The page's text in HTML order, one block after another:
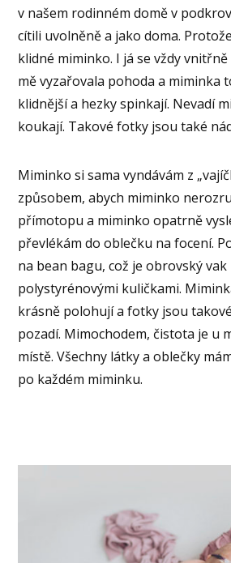
v našem rodinném domě v
cítili uvolněně a jako doma.
klidné miminko. I já se vždy
mě vyzařovala pohoda a miminka
klidnější a hezky spinkají. Nevadí
koukají. Takové fotky jsou také
Miminko si sama vyndávám z
způsobem, abych miminko
přímotopu a miminko opatrně
převlékám do oblečku na focení.
na bean bagu, což je obrovský
polystyrénovými kuličkami.
krásně polohují a fotky jsou
pozadí. Mimochodem, čistota je u
místě. Všechny látky a oblečky
po každém miminku.